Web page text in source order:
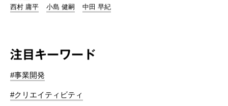
西村 庸平
小島 健嗣 中田 早紀
注目キーワード
#事業開発
#クリエイティビティ